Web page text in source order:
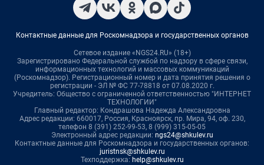
Контактные данные для Роскомнадзора и государственных органов
Сетевое издание «NGS24.RU» (18+)
Зарегистрировано Федеральной службой по надзору в сфере связи,
информационных технологий и массовых коммуникаций
(Роскомнадзор). Регистрационный номер и дата принятия решения о
регистрации - ЭЛ № ФС 77-78818 от 07.08.2020 г.
Учредитель: Общество с ограниченной ответственностью "ИНТЕРНЕТ
ТЕХНОЛОГИИ"
Главный редактор: Кондрашова Надежда Александровна
Адрес редакции: 660017, Россия, Красноярск, пр. Мира, 94, оф. 230,
телефон 8 (391) 252-99-53, 8 (999) 315-05-05
Электронный адрес редакции: ngs24@shkulev.ru
Контактные данные для Роскомнадзора и государственных органов:
juristnsk@shkulev.ru
Техподдержка: help@shkulev.ru